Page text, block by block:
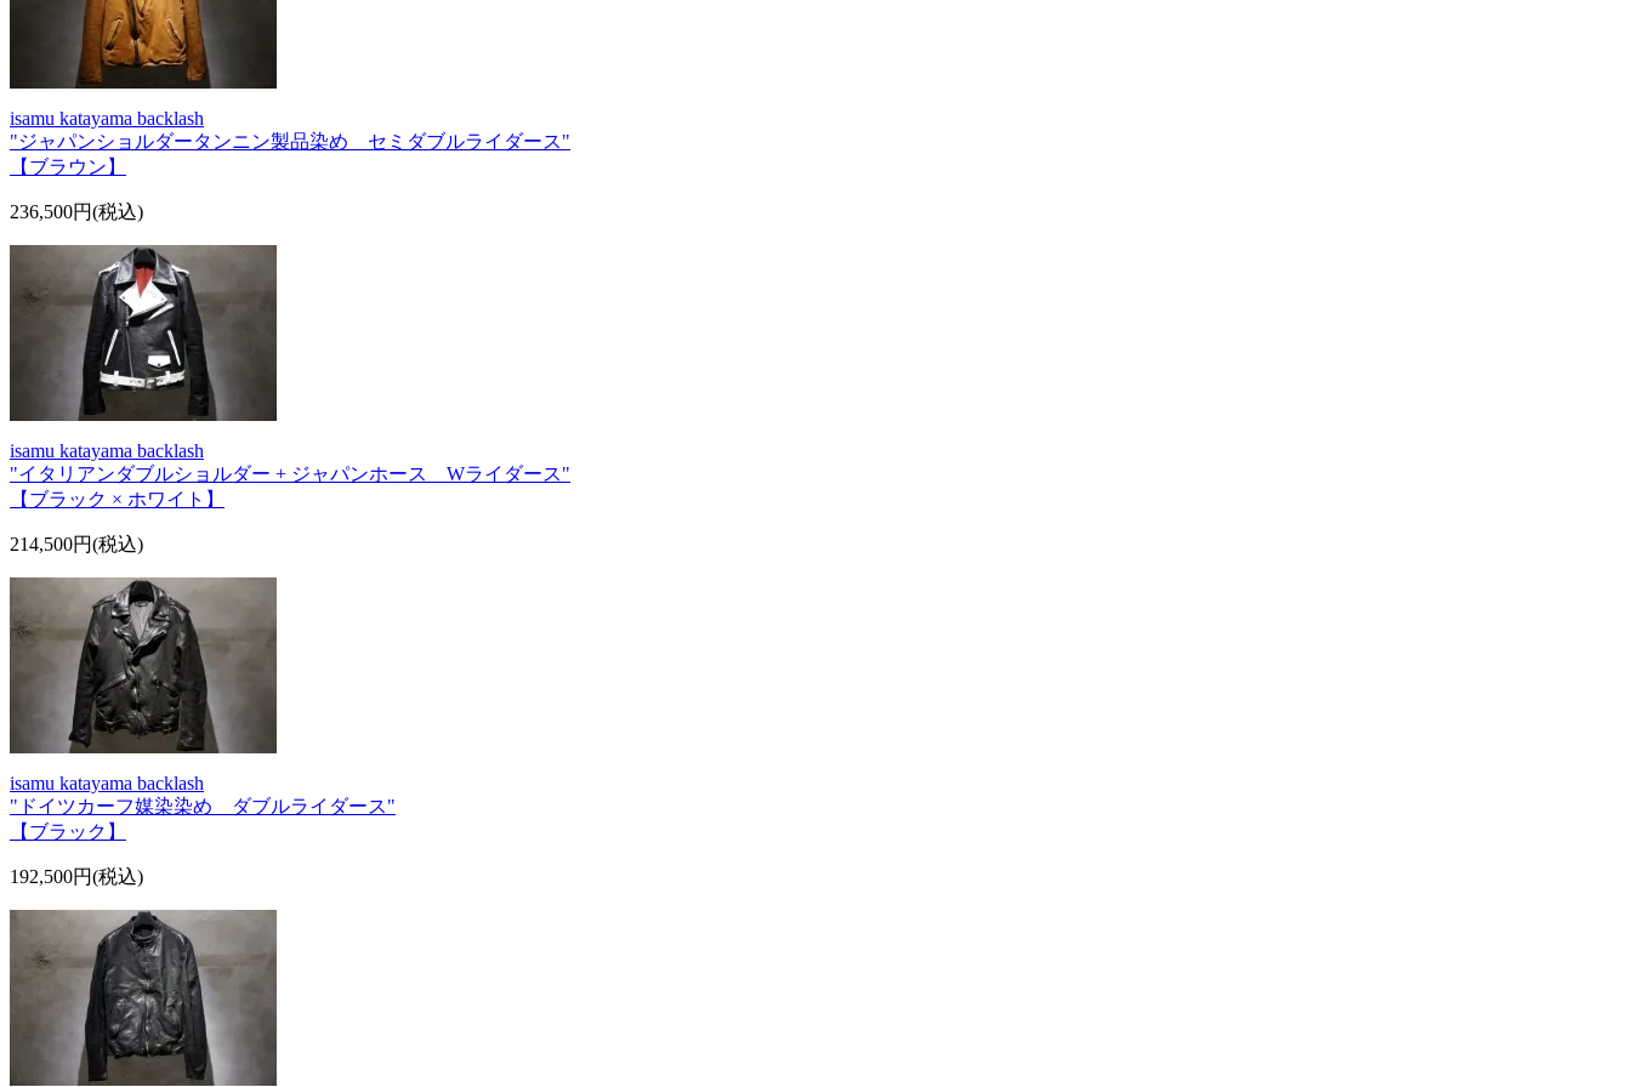
isamu katayama backlash
"ジャパンショルダータンニン製品染め セミダブルライダース"
【ブラウン】
236,500円(税込)
isamu katayama backlash
"イタリアンダブルショルダー + ジャパンホース Wライダース"
【ブラック × ホワイト】
214,500円(税込)
isamu katayama backlash
"ドイツカーフ媒染染め ダブルライダース"
【ブラック】
192,500円(税込)